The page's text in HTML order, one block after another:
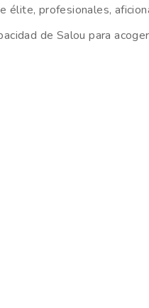
élite, profesionales,
de Salou para